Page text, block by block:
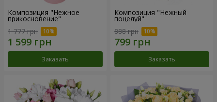
Композиция "Нежное
прикосновение"
1 777 грн
Заказать
Композиция "Нежный
поцелуй"
888 грн
Заказать